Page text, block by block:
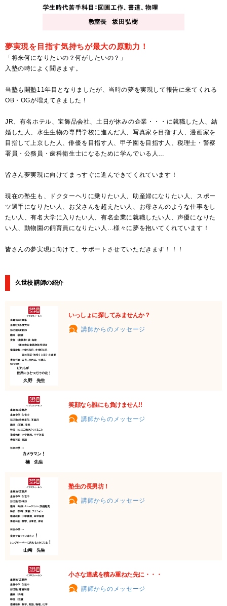
教室長 坂田弘樹
夢実現を目指す気持ちが最大の原動力！
「将来何になりたいの？何がしたいの？」
入塾の時によく聞きます。
当塾も開塾11年目となりましたが、当時の夢を実現して報告に来てくれる
OB・OGが増えてきました！
JR、有名ホテル、宝飾品会社、土日が休みの企業・・・に就職した人、結
婚した人、水生生物の専門学校に進んだ人、写真家を目指す人、漫画家を
目指して上京した人、俳優を目指す人、甲子園を目指す人、税理士・警察
署員・公務員・歯科衛生士になるために学んでいる人…
皆さん夢実現に向けてまっすぐに進んできてくれています！
現在の塾生も、ドクターヘリに乗りたい人、助産婦になりたい人、スポー
ツ選手になりたい人、お父さんを超えたい人、お母さんのような仕事をし
たい人、有名大学に入りたい人、有名企業に就職したい人、声優になりた
い人、動物園の飼育員になりたい人…様々に夢を抱いてくれています！
皆さんの夢実現に向けて、サポートさせていただきます！！！
久世校 講師の紹介
久野 先生
いっしょに探してみませんか？
講師からのメッセージ
楠 先生
笑顔なら誰にも負けません!!
講師からのメッセージ
山﨑 先生
塾生の長男坊！
講師からのメッセージ
小さな達成を積み重ねた先に・・・
講師からのメッセージ